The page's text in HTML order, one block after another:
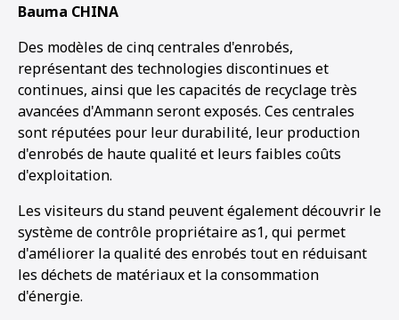
Bauma CHINA
Des modèles de cinq centrales d'enrobés,
représentant des technologies discontinues et
continues, ainsi que les capacités de recyclage très
avancées d'Ammann seront exposés. Ces centrales
sont réputées pour leur durabilité, leur production
d'enrobés de haute qualité et leurs faibles coûts
d'exploitation.
Les visiteurs du stand peuvent également découvrir le
système de contrôle propriétaire as1, qui permet
d'améliorer la qualité des enrobés tout en réduisant
les déchets de matériaux et la consommation
d'énergie.